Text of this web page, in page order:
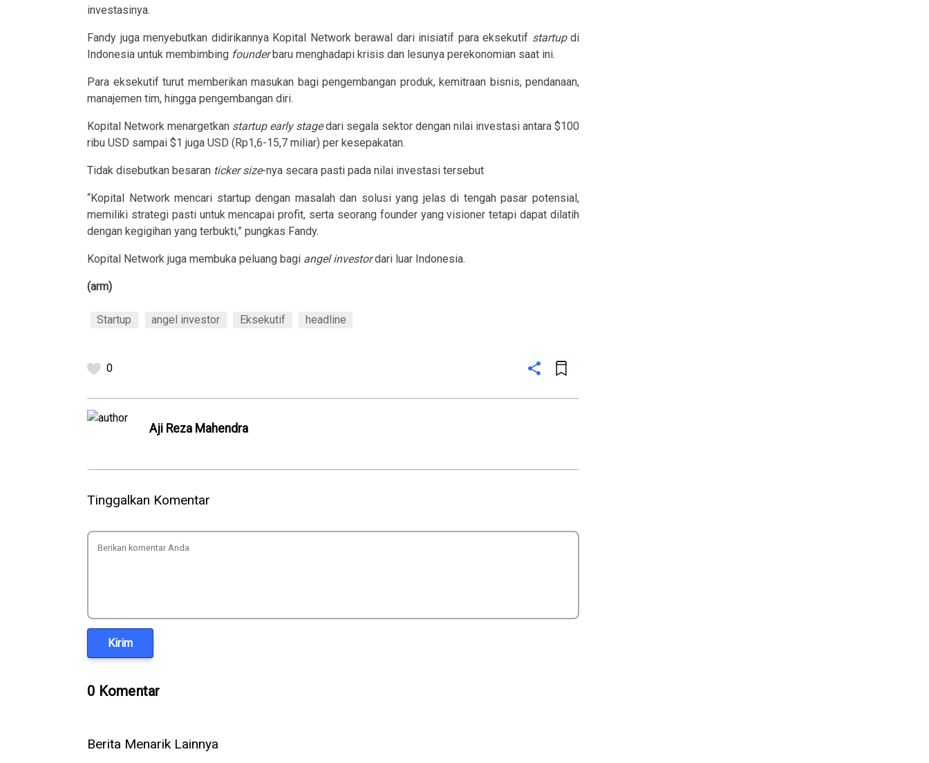
investasinya.
Fandy juga menyebutkan didirikannya Kopital Network berawal dari inisiatif para eksekutif startupdi
Indonesia untuk membimbing founderbaru menghadapi krisis dan lesunya perekonomian saat ini.
Para eksekutif turut memberikan masukan bagi pengembangan produk, kemitraan bisnis, pendanaan,
manajemen tim, hingga pengembangan diri.
Kopital Network menargetkan startup early stagedari segala sektor dengan nilai investasi antara $100
ribu USD sampai $1 juga USD (Rp1,6-15,7 miliar) per kesepakatan.
Tidak disebutkan besaran ticker size-nya secara pasti pada nilai investasi tersebut
“Kopital Network mencari startup dengan masalah dan solusi yang jelas di tengah pasar potensial,
memiliki strategi pasti untuk mencapai profit, serta seorang founder yang visioner tetapi dapat dilatih
dengan kegigihan yang terbukti,” pungkas Fandy.
Kopital Network juga membuka peluang bagi angel investordari luar Indonesia.
(arm)
Startup angel investor Eksekutif headline
0
Aji Reza Mahendra
Tinggalkan Komentar
Kirim
0 Komentar
Berita Menarik Lainnya